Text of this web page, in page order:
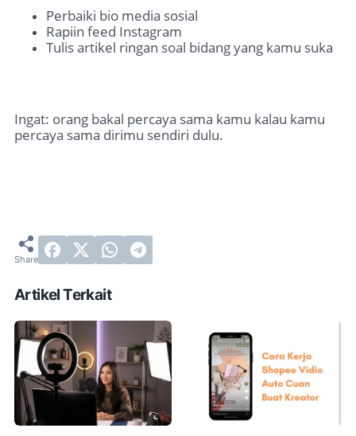
Perbaiki bio media sosial
Rapiin feed Instagram
Tulis artikel ringan soal bidang yang kamu suka
Ingat: orang bakal percaya sama kamu kalau kamu
percaya sama dirimu sendiri dulu.
Artikel Terkait